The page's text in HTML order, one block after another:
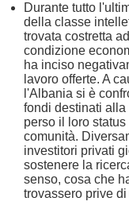
Durante tutto
della classe
trovata costretta
condizione
ha inciso
lavoro offerte. A
l'Albania si è
fondi destinati
perso il loro
comunità.
investitori privati
sostenere la
senso, cosa che
trovassero prive